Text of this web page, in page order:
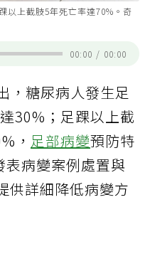
以上截肢5年死亡率達70%。奇
00:00 / 00:00
，糖尿病人發生足
30%；足踝以上截
， 足部病變預防特
病變案例處置與
供詳細降低病變方